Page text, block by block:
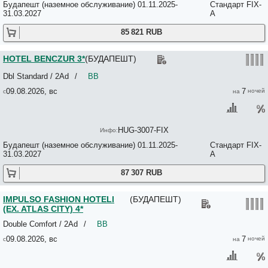
DANUBIUS HOTEL HELIA 4*
DANUBIUS HUNGARIA CITY CENTER 4*
Dean’s Home Budapest 3*
DEAN'S HOME BUDAPEST 3*
Detty Panzio 3*
DI VERDI IMPERIAL HOTEL 4*
Diamond Astoria Apartments 4*
Diamonds City Hostel No*
Diana Club Hotel 3*
Dice Apartments 3*
Dorothea Hotel Budapest; Autograph Collection 5*
Downtown Apartments 2*
Downtown Apartments Budapest 2*
Downtown Apartments Budapest 2*
Drive Inn 3*
Duna 3*
Duna Garden 4*
Dunaflat - Paganini Apartment 3*
Dunaflat - Puccini Apartment 3*
Dunaflat Tosca Apartment 3*
Будапешт (наземное обслуживание) 01.11.2025-
31.03.2027
Стандарт FIX-
A
85 821 RUB
09.08.2026, вс
Будапешт (наземное обслуживание) 01.11.2025-
31.03.2027
Стандарт FIX-
A
7
HOTEL BENCZUR 3*(БУДАПЕШТ)
/ BB
Dbl Standard / 2Ad
87 307 RUB
HUG-3007-FIX
09.08.2026, вс 7
IMPULSO FASHION HOTELl
(EX. ATLAS CITY) 4*
(БУДАПЕШТ)
/ BB
Double Comfort / 2Ad